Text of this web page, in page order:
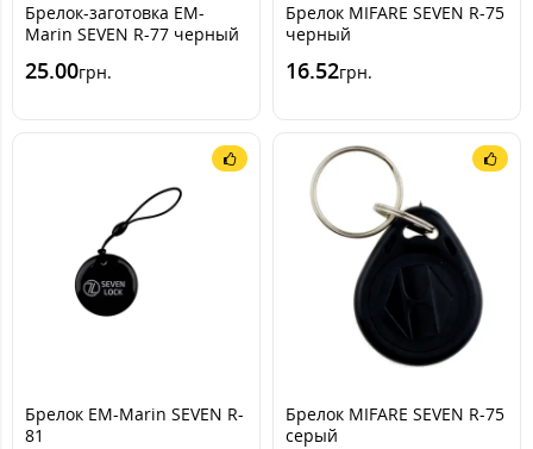
Брелок-заготовка EM-
Marin SEVEN R-77 черный
25.00грн.
Брелок MIFARE SEVEN R-75
черный
16.52грн.
Брелок EM-Marin SEVEN R-
81
Брелок MIFARE SEVEN R-75
серый